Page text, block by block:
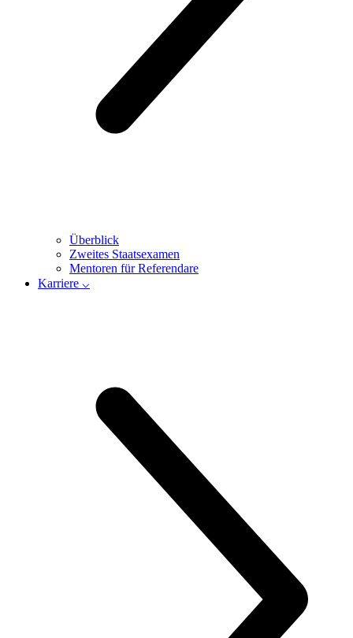
Überblick
Zweites Staatsexamen
Mentoren für Referendare
Karriere ⌵